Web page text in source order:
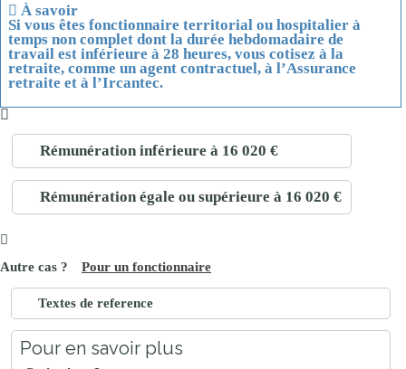
À savoir
Si vous êtes fonctionnaire territorial ou hospitalier à
temps non complet dont la durée hebdomadaire de
travail est inférieure à 28 heures, vous cotisez à la
retraite, comme un agent contractuel, à l’Assurance
retraite et à l’Ircantec.
Rémunération inférieure à 16 020 €
Rémunération égale ou supérieure à 16 020 €
Pour un fonctionnaire
Textes de reference
Pour en savoir plus